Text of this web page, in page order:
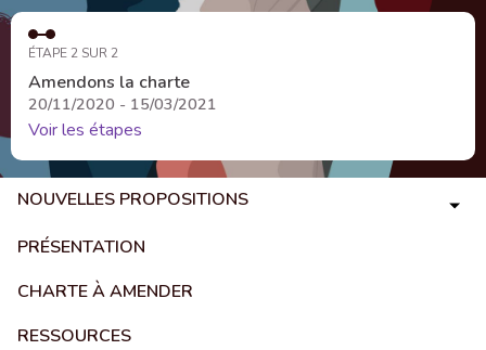
ÉTAPE 2 SUR 2
Amendons la charte
20/11/2020 - 15/03/2021
Voir les étapes
NOUVELLES PROPOSITIONS
PRÉSENTATION
CHARTE À AMENDER
RESSOURCES